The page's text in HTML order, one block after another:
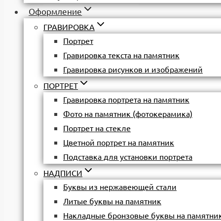
Оформление
ГРАВИРОВКА
Портрет
Гравировка текста на памятник
Гравировка рисунков и изображений
ПОРТРЕТ
Гравировка портрета на памятник
Фото на памятник (фотокерамика)
Портрет на стекле
Цветной портрет на памятник
Подставка для установки портрета
НАДПИСИ
Буквы из нержавеющей стали
Литые буквы на памятник
Накладные бронзовые буквы на